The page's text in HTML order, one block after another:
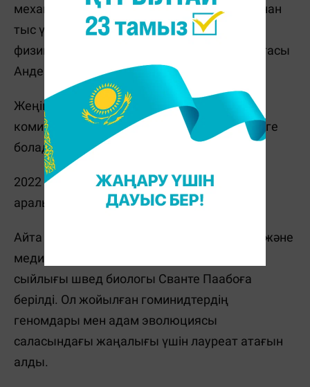
механиканы түсіндірудің іргелі сұрақтарынан
тыс үлкен мәнге ие екенін көреміз", - деді
физика бойынша Нобель комитетінің төрағасы
Андерс Ирбек.
Жеңімпаздарды жариялау рәсімін Нобель
комитетінің
сайтында
тікелей эфирде көруге
болады.
2022 жылғы Нобель апталығы 3-10 қазан
аралығында өтеді.
Айта кетейік, кеше, 3 қазанда физиология және
медицина бойынша 2022 жылғы Нобель
сыйлығы швед биологы Сванте Паабоға
берілді. Ол жойылған гоминидтердің
геномдары мен адам эволюциясы
саласындағы жаңалығы үшін лауреат атағын
алды.